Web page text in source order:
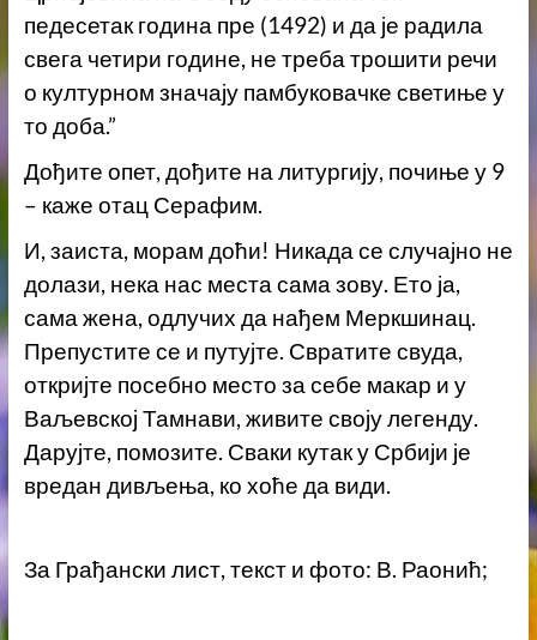
педесетак година пре (1492) и да је радила
свега четири године, не треба трошити речи
о културном значају памбуковачке светиње у
то доба.”
Дођите опет, дођите на литургију, почиње у 9
– каже отац Серафим.
И, заиста, морам доћи! Никада се случајно не
долази, нека нас места сама зову. Ето ја,
сама жена, одлучих да нађем Меркшинац.
Препустите се и путујте. Свратите свуда,
откријте посебно место за себе макар и у
Ваљевској Тамнави, живите своју легенду.
Дарујте, помозите. Сваки кутак у Србији је
вредан дивљења, ко хоће да види.
За Грађански лист, текст и фото: В. Раонић;